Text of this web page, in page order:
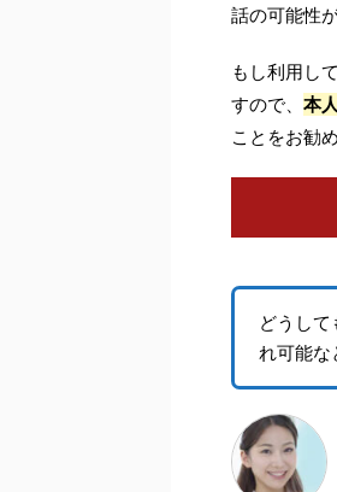
話の可能性
もし利用し
すので、 本
ことをお勧
どうし
れ可能な